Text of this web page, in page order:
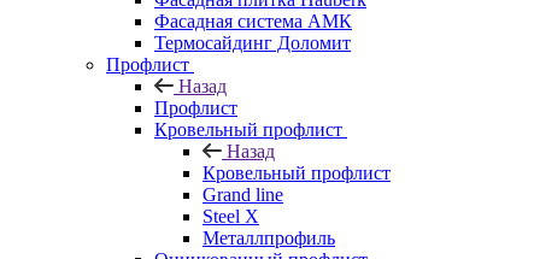
Фасадная система АМК
Термосайдинг Доломит
Профлист
Назад
Профлист
Кровельный профлист
Назад
Кровельный профлист
Grand line
Steel X
Металлпрофиль